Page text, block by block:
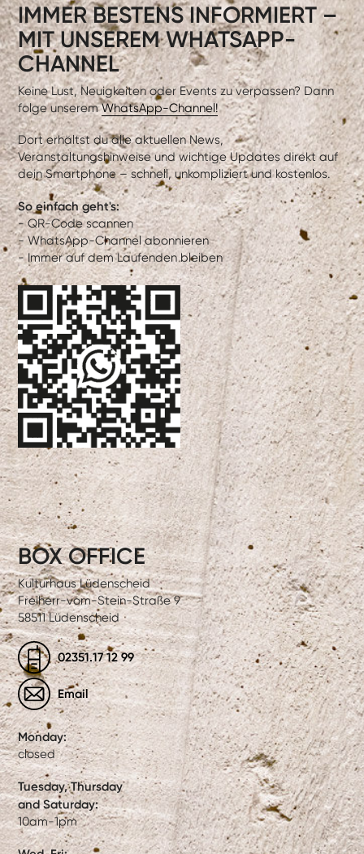
IMMER BESTENS INFORMIERT –
MIT UNSEREM WHATSAPP-
CHANNEL
Keine Lust, Neuigkeiten oder Events zu verpassen? Dann
folge unseremWhatsApp-Channel!
Dort erhältst du alle aktuellen News,
Veranstaltungshinweise und wichtige Updates direkt auf
dein Smartphone – schnell, unkompliziert und kostenlos.
So einfach geht's:
- QR-Code scannen
- WhatsApp-Channel abonnieren
- Immer auf dem Laufenden bleiben
BOX OFFICE
Kulturhaus Lüdenscheid
Freiherr-vom-Stein-Straße 9
58511 Lüdenscheid
02351.17 12 99
Email
Monday:
closed
Tuesday, Thursday
and Saturday:
10am-1pm